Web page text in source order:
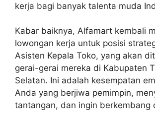
kerja bagi banyak talenta muda
Kabar baiknya, Alfamart kembali
lowongan kerja untuk posisi
Asisten Kepala Toko, yang akan
gerai-gerai mereka di Kabupaten
Selatan. Ini adalah kesempatan
Anda yang berjiwa pemimpin,
tantangan, dan ingin berkembang